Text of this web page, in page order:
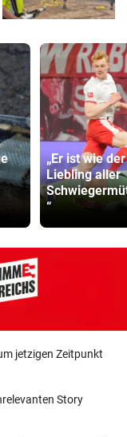
„Er ist wie der
Liebling aller
“
jetzigen Zeitpunkt
Story